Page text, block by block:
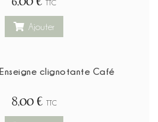
TTC
Ajouter
Enseigne clignotante Café
8,00 € TTC